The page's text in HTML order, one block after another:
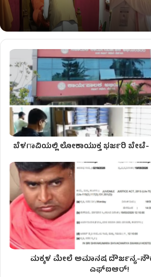
ಬೆಳಗಾವಿಯಲ್ಲಿ ಲೋಕಾಯುಕ್ತ ಭರ್ಜರಿ ಬೇಟೆ-
ಮಕ್ಕಳ ಮೇಲೆ ಅಮಾನಷ ದೌರ್ಜನ್ಯ-
ಎಫ್‌ಐಆರ್!